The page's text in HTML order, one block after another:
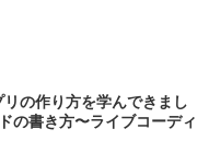
リの作り方を学んできまし
の書き方〜ライブコーディ